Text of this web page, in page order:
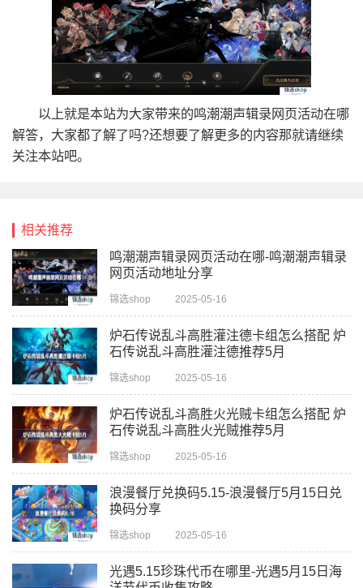
以上就是本站为大家带来的鸣潮潮声辑录网页活动在哪
解答，大家都了解了吗?还想要了解更多的内容那就请继续
关注本站吧。
相关推荐
鸣潮潮声辑录网页活动在哪-鸣潮潮声辑录
网页活动地址分享
锦选shop 2025-05-16
炉石传说乱斗高胜灌注德卡组怎么搭配 炉
石传说乱斗高胜灌注德推荐5月
锦选shop 2025-05-16
炉石传说乱斗高胜火光贼卡组怎么搭配 炉
石传说乱斗高胜火光贼推荐5月
锦选shop 2025-05-16
浪漫餐厅兑换码5.15-浪漫餐厅5月15日兑
换码分享
锦选shop 2025-05-16
光遇5.15珍珠代币在哪里-光遇5月15日海